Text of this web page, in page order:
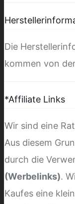
Die
kommen von
*Affiliate Links
Wir sind eine
Aus diesem
durch die
(Werbelinks).
Kaufes eine